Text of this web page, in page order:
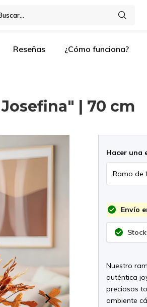
Reseñas ¿Cómo funciona?
| 70 cm
Hacer una
Envío
Nuestro
auténtica
preciosos
ambiente